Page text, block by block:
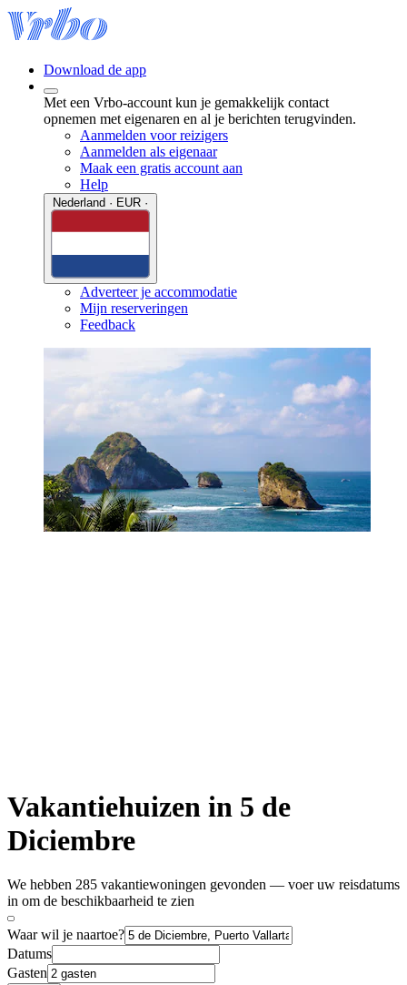
Download de app
Met een Vrbo-account kun je gemakkelijk contact
opnemen met eigenaren en al je berichten terugvinden.
Aanmelden voor reizigers
Aanmelden als eigenaar
Maak een gratis account aan
Help
Adverteer je accommodatie
Mijn reserveringen
Feedback
Vakantiehuizen in 5 de
Diciembre
We hebben 285 vakantiewoningen gevonden — voer uw reisdatums
in om de beschikbaarheid te zien
Waar wil je naartoe?
Datums
Gasten